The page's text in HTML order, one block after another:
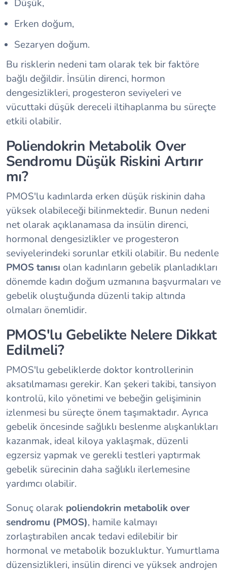
Düşük,
Erken doğum,
Sezaryen doğum.
Bu risklerin nedeni tam olarak tek bir faktöre
bağlı değildir. İnsülin direnci, hormon
dengesizlikleri, progesteron seviyeleri ve
vücuttaki düşük dereceli iltihaplanma bu süreçte
etkili olabilir.
Poliendokrin Metabolik Over
Sendromu Düşük Riskini Artırır
mı?
PMOS'lu kadınlarda erken düşük riskinin daha
yüksek olabileceği bilinmektedir. Bunun nedeni
net olarak açıklanamasa da insülin direnci,
hormonal dengesizlikler ve progesteron
seviyelerindeki sorunlar etkili olabilir. Bu nedenle
PMOS tanısı olan kadınların gebelik planladıkları
dönemde kadın doğum uzmanına başvurmaları ve
gebelik oluştuğunda düzenli takip altında
olmaları önemlidir.
PMOS'lu Gebelikte Nelere Dikkat
Edilmeli?
PMOS'lu gebeliklerde doktor kontrollerinin
aksatılmaması gerekir. Kan şekeri takibi, tansiyon
kontrolü, kilo yönetimi ve bebeğin gelişiminin
izlenmesi bu süreçte önem taşımaktadır. Ayrıca
gebelik öncesinde sağlıklı beslenme alışkanlıkları
kazanmak, ideal kiloya yaklaşmak, düzenli
egzersiz yapmak ve gerekli testleri yaptırmak
gebelik sürecinin daha sağlıklı ilerlemesine
yardımcı olabilir.
Sonuç olarak poliendokrin metabolik over
sendromu (PMOS), hamile kalmayı
zorlaştırabilen ancak tedavi edilebilir bir
hormonal ve metabolik bozukluktur. Yumurtlama
düzensizlikleri, insülin direnci ve yüksek androjen